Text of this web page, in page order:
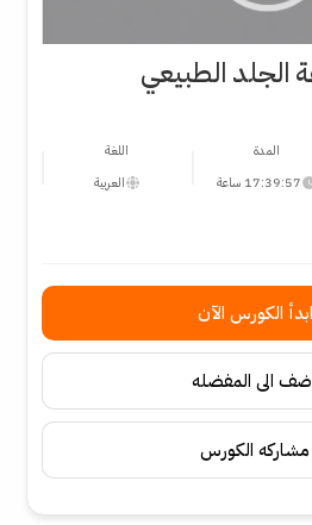
الجلد الطبيعي
المدة
17:39:57 ساعة
اللغة
العربية
ابدأ الكورس الآن
الى المفضله
مشاركه الكورس